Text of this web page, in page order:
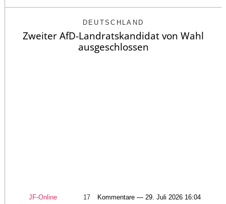
DEUTSCHLAND
Zweiter AfD-Landratskandidat von Wahl
ausgeschlossen
JF-Online 17 Kommentare — 29. Juli 2026 16:04